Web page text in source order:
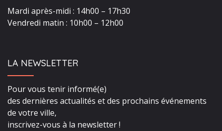
Mardi après-midi : 14h00 – 17h30
Vendredi matin : 10h00 – 12h00
LA NEWSLETTER
Pour vous tenir informé(e)
des dernières actualités et des prochains événements
de votre ville,
inscrivez-vous à la newsletter !